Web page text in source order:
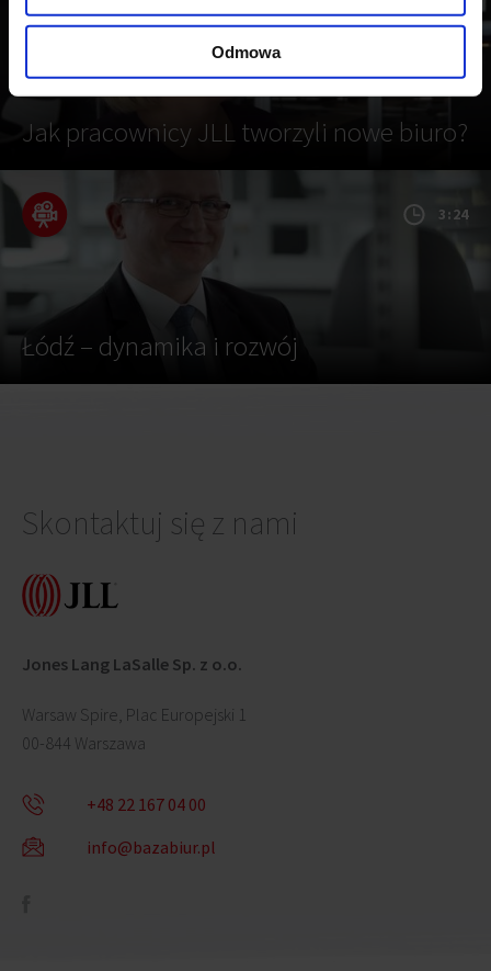
Odmowa
Jak pracownicy JLL tworzyli nowe biuro?
Łódź – dynamika i rozwój
3:24
Skontaktuj się z nami
Jones Lang LaSalle Sp. z o.o.
Warsaw Spire, Plac Europejski 1
00-844 Warszawa
+48 22 167 04 00
info@bazabiur.pl